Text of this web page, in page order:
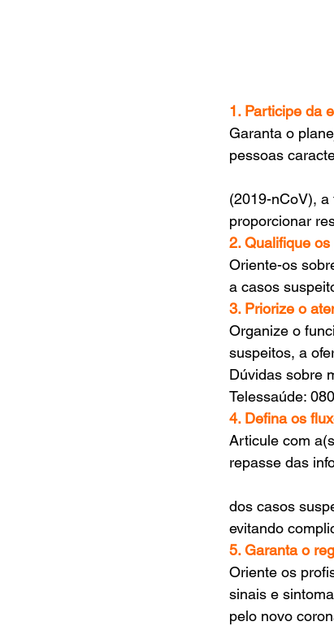
1. Participe da
Garanta o
pessoas
(2019-nCoV),
proporcionar
2. Qualifique
Oriente-os
a casos
3. Priorize o
Organize o
suspeitos, a
Dúvidas sobre
Telessaúde:
4. Defina os
Articule com
repasse das
dos casos
evitando
5. Garanta o
Oriente os
sinais e
pelo novo